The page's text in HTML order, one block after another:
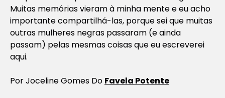
Muitas memórias vieram à minha mente e eu acho
importante compartilhá-las, porque sei que muitas
outras mulheres negras passaram (e ainda
passam) pelas mesmas coisas que eu escreverei
aqui.
PorJoceline Gomes Do Favela Potente